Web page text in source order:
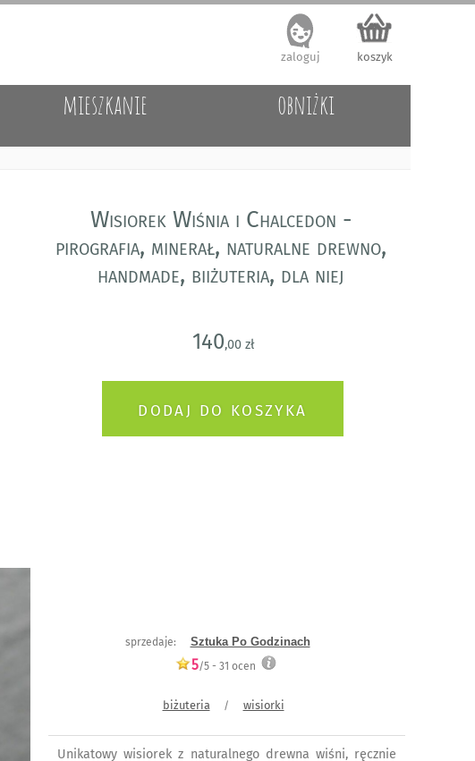
koszyk
zaloguj
mieszkanie obniżki
Wisiorek Wiśnia i Chalcedon -
pirografia, minerał, naturalne drewno,
handmade, biiżuteria, dla niej
140,00 zł
sprzedaje: Sztuka Po Godzinach
5/5 - 31 ocen
biżuteria / wisiorki
Unikatowy wisiorek z naturalnego drewna wiśni, ręcznie